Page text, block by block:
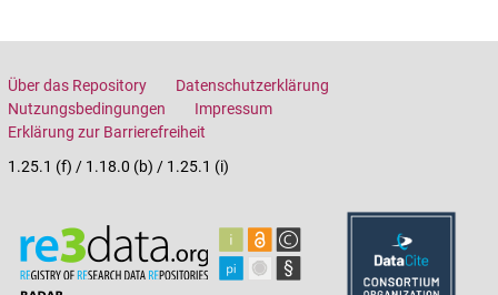
Über das Repository
Datenschutzerklärung
Nutzungsbedingungen
Impressum
Erklärung zur Barrierefreiheit
1.25.1 (f) / 1.18.0 (b) / 1.25.1 (i)